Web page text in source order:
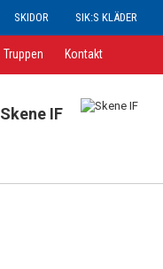
SKIDOR SIK:S KLÄDER
Truppen Kontakt
Skene IF